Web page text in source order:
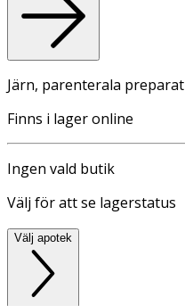
Järn, parenterala preparat
Finns i lager online
Ingen vald butik
Välj för att se lagerstatus
Välj apotek